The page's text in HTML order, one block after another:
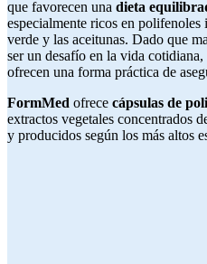
que favorecen una dieta
especialmente ricos en
verde y las aceitunas. Dado que
ser un desafío en la vida cotidiana,
ofrecen una forma práctica de
FormMed ofrece cápsulas de
extractos vegetales concentrados
y producidos según los más altos